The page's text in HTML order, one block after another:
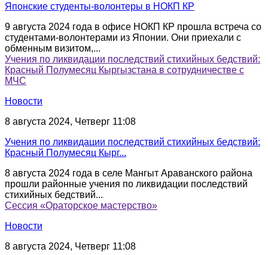
Японские студенты-волонтеры в НОКП КР
9 августа 2024 года в офисе НОКП КР прошла встреча со
студентами-волонтерами из Японии. Они приехали с
обменным визитом,...
Учения по ликвидации последствий стихийных бедствий:
Красный Полумесяц Кыргызстана в сотрудничестве с
МЧС
Новости
8 августа 2024, Четверг 11:08
Учения по ликвидации последствий стихийных бедствий:
Красный Полумесяц Кырг...
8 августа 2024 года в селе Мангыт Араванского района
прошли районные учения по ликвидации последствий
стихийных бедствий...
Сессия «Ораторское мастерство»
Новости
8 августа 2024, Четверг 11:08